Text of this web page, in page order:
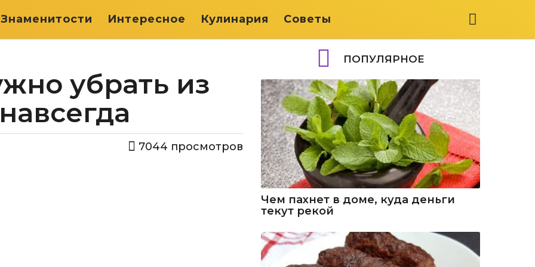
Знаменитости Интересное Кулинария Советы
убрать из
7044 просмотров
ПОПУЛЯРНОЕ
Чем пахнет в доме, куда деньги
текут рекой